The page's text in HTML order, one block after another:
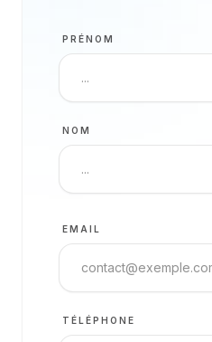
PRÉNOM
NOM
EMAIL
TÉLÉPHONE